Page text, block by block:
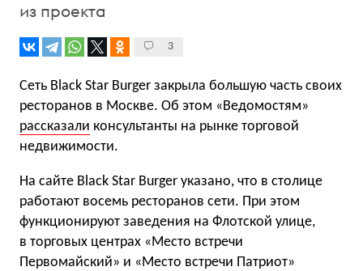
из проекта
3
Сеть Black Star Burger закрыла большую часть своих
ресторанов в Москве. Об этом «Ведомостям»
рассказали консультанты на рынке торговой
недвижимости.
На сайте Black Star Burger указано, что в столице
работают восемь ресторанов сети. При этом
функционируют заведения на Флотской улице,
в торговых центрах «Место встречи
Первомайский» и «Место встречи Патриот»